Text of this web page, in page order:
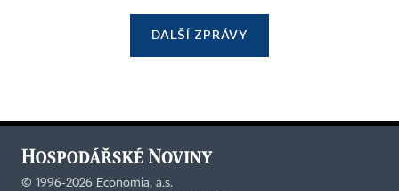
DALŠÍ ZPRÁVY
© 1996-2026 Economia, a.s.